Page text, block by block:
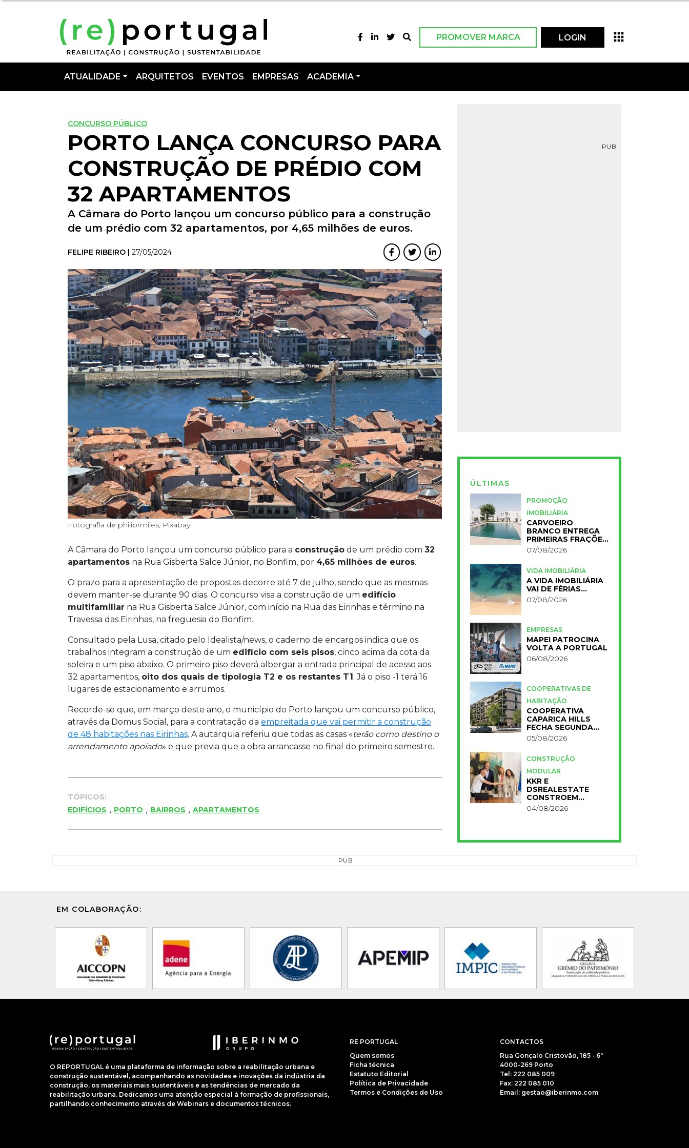
PROMOVER MARCA LOGIN
ATUALIDADE ARQUITETOS EVENTOS EMPRESAS ACADEMIA
CONCURSO PÚBLICO
PORTO LANÇA CONCURSO PARA
CONSTRUÇÃO DE PRÉDIO COM
32 APARTAMENTOS
A Câmara do Porto lançou um concurso público para a construção
de um prédio com 32 apartamentos, por 4,65 milhões de euros.
FELIPE RIBEIRO | 27/05/2024
Fotografia de philiprmiles, Pixabay.
A Câmara do Porto lançou um concurso público para a construção de um prédio com 32
apartamentos na Rua Gisberta Salce Júnior, no Bonfim, por 4,65 milhões de euros.
O prazo para a apresentação de propostas decorre até 7 de julho, sendo que as mesmas
devem manter-se durante 90 dias. O concurso visa a construção de um edifício
multifamiliar na Rua Gisberta Salce Júnior, com início na Rua das Eirinhas e término na
Travessa das Eirinhas, na freguesia do Bonfim.
Consultado pela Lusa, citado pelo Idealista/news, o caderno de encargos indica que os
trabalhos integram a construção de um edifício com seis pisos, cinco acima da cota da
soleira e um piso abaixo. O primeiro piso deverá albergar a entrada principal de acesso aos
32 apartamentos, oito dos quais de tipologia T2 e os restantes T1. Já o piso -1 terá 16
lugares de estacionamento e arrumos.
Recorde-se que, em março deste ano, o município do Porto lançou um concurso público,
através da Domus Social, para a contratação da empreitada que vai permitir a construção
de 48 habitações nas Eirinhas. A autarquia referiu que todas as casas «terão como destino o
arrendamento apoiado» e que previa que a obra arrancasse no final do primeiro semestre.
TÓPICOS:
EDIFÍCIOS , PORTO , BAIRROS , APARTAMENTOS
PUB
ÚLTIMAS
PROMOÇÃO
IMOBILIÁRIA
CARVOEIRO
BRANCO ENTREGA
PRIMEIRAS FRAÇÕES
DO NOVO RESORT
PRIMELIFE
07/08/2026
VIDA IMOBILIÁRIA
A VIDA IMOBILIÁRIA
VAI DE FÉRIAS…
07/08/2026
EMPRESAS
MAPEI PATROCINA
VOLTA A PORTUGAL
06/08/2026
COOPERATIVAS DE
HABITAÇÃO
COOPERATIVA
CAPARICA HILLS
FECHA SEGUNDA
FASE DO PROJETO
05/08/2026
CONSTRUÇÃO
MODULAR
KKR E
DSREALESTATE
CONSTROEM
RESIDÊNCIA
UNIVERSITÁRIA
04/08/2026
PUB
EM COLABORAÇÃO:
O REPORTUGAL é uma plataforma de informação sobre a reabilitação urbana e
construção sustentável, acompanhando as novidades e inovações da indústria da
construção, os materiais mais sustentáveis e as tendências de mercado da
reabilitação urbana. Dedicamos uma atenção especial à formação de profissionais,
partilhando conhecimento através de Webinars e documentos técnicos.
RE PORTUGAL
Quem somos
Ficha técnica
Estatuto Editorial
Política de Privacidade
Termos e Condições de Uso
CONTACTOS
Rua Gonçalo Cristovão, 185 - 6º
4000-269 Porto
Tel: 222 085 009
Fax: 222 085 010
Email: gestao@iberinmo.com